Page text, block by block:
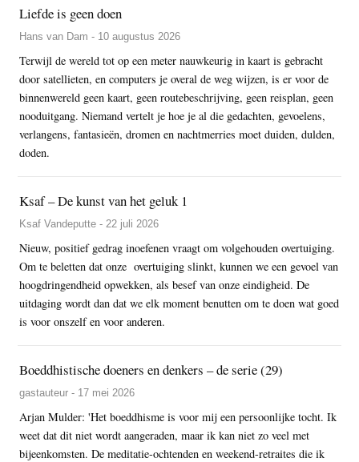
Liefde is geen doen
Hans van Dam - 10 augustus 2026
Terwijl de wereld tot op een meter nauwkeurig in kaart is gebracht
door satellieten, en computers je overal de weg wijzen, is er voor de
binnenwereld geen kaart, geen routebeschrijving, geen reisplan, geen
nooduitgang. Niemand vertelt je hoe je al die gedachten, gevoelens,
verlangens, fantasieën, dromen en nachtmerries moet duiden, dulden,
doden.
Ksaf – De kunst van het geluk 1
Ksaf Vandeputte - 22 juli 2026
Nieuw, positief gedrag inoefenen vraagt om volgehouden overtuiging.
Om te beletten dat onze overtuiging slinkt, kunnen we een gevoel van
hoogdringendheid opwekken, als besef van onze eindigheid. De
uitdaging wordt dan dat we elk moment benutten om te doen wat goed
is voor onszelf en voor anderen.
Boeddhistische doeners en denkers – de serie (29)
gastauteur - 17 mei 2026
Arjan Mulder: 'Het boeddhisme is voor mij een persoonlijke tocht. Ik
weet dat dit niet wordt aangeraden, maar ik kan niet zo veel met
bijeenkomsten. De meditatie-ochtenden en weekend-retraites die ik